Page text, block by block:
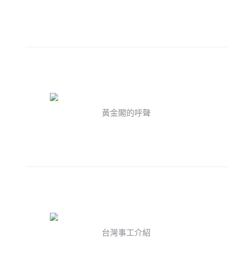
黃金閣的呼聲
台灣事工介紹